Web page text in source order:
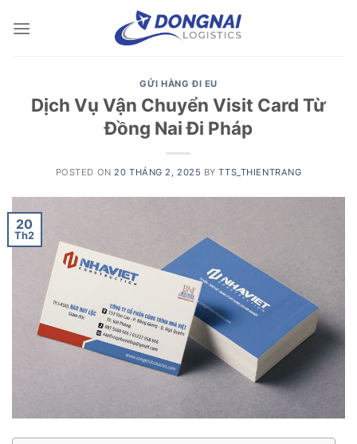
GỬI HÀNG ĐI EU
Dịch Vụ Vận Chuyển Visit Card Từ
Đồng Nai Đi Pháp
POSTED ON 20 THÁNG 2, 2025 BYTTS_THIENTRANG
20
Th2